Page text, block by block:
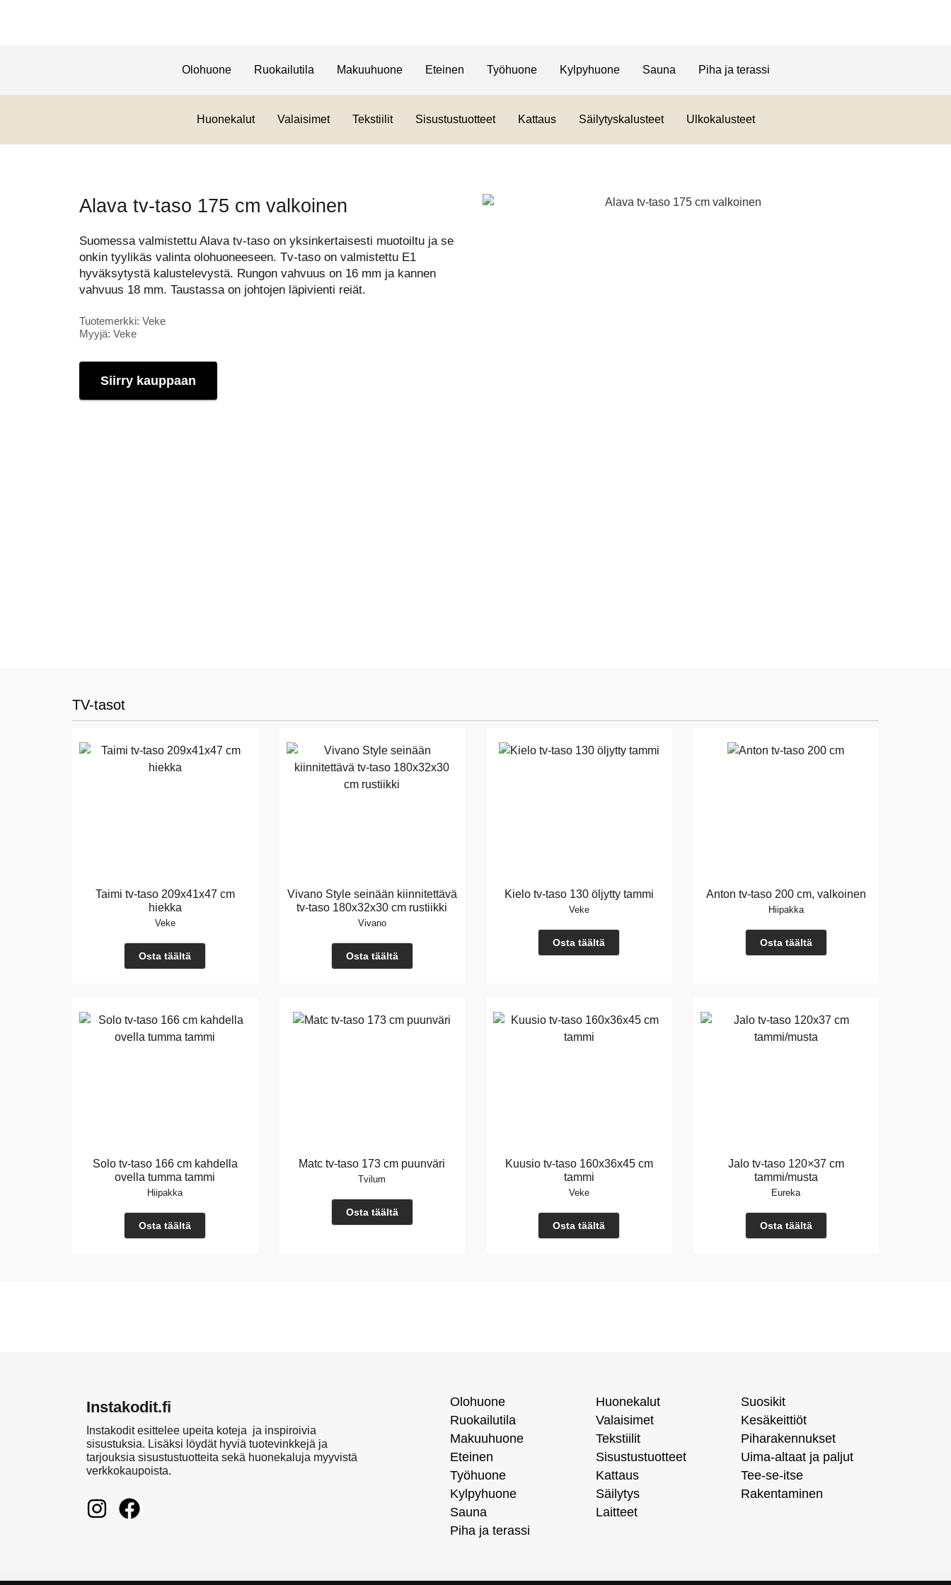
Olohuone Ruokailutila Makuuhuone Eteinen Työhuone Kylpyhuone Sauna Piha ja terassi
Huonekalut Valaisimet Tekstiilit Sisustustuotteet Kattaus Säilytyskalusteet Ulkokalusteet
Alava tv-taso 175 cm valkoinen
Suomessa valmistettu Alava tv-taso on yksinkertaisesti muotoiltu ja se
onkin tyylikäs valinta olohuoneeseen. Tv-taso on valmistettu E1
hyväksytystä kalustelevystä. Rungon vahvuus on 16 mm ja kannen
vahvuus 18 mm. Taustassa on johtojen läpivienti reiät.
Tuotemerkki: Veke
Myyjä: Veke
Siirry kauppaan
TV-tasot
Taimi tv-taso 209x41x47 cm
hiekka
Veke
Osta täältä
Vivano Style seinään kiinnitettävä
tv-taso 180x32x30 cm rustiikki
Vivano
Osta täältä
Kielo tv-taso 130 öljytty tammi
Veke
Osta täältä
Anton tv-taso 200 cm, valkoinen
Hiipakka
Osta täältä
Solo tv-taso 166 cm kahdella
ovella tumma tammi
Hiipakka
Osta täältä
Matc tv-taso 173 cm puunväri
Tvilum
Osta täältä
Kuusio tv-taso 160x36x45 cm
tammi
Veke
Osta täältä
Jalo tv-taso 120×37 cm
tammi/musta
Eureka
Osta täältä
Instakodit.fi
Instakodit esittelee upeita koteja ja inspiroivia
sisustuksia. Lisäksi löydät hyviä tuotevinkkejä ja
tarjouksia sisustustuotteita sekä huonekaluja myyvistä
verkkokaupoista.
Olohuone
Ruokailutila
Makuuhuone
Eteinen
Työhuone
Kylpyhuone
Sauna
Piha ja terassi
Huonekalut
Valaisimet
Tekstiilit
Sisustustuotteet
Kattaus
Säilytys
Laitteet
Suosikit
Kesäkeittiöt
Piharakennukset
Uima-altaat ja paljut
Tee-se-itse
Rakentaminen